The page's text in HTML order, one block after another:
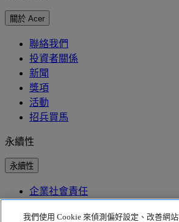
關於 Acer
聯絡我們
投資者關係
新聞
獎項
活動
招兵買馬
永續性
永續性
企業社會責任
Project Humanity
我們使用 Cookie 來偵測偏好設定、改善網